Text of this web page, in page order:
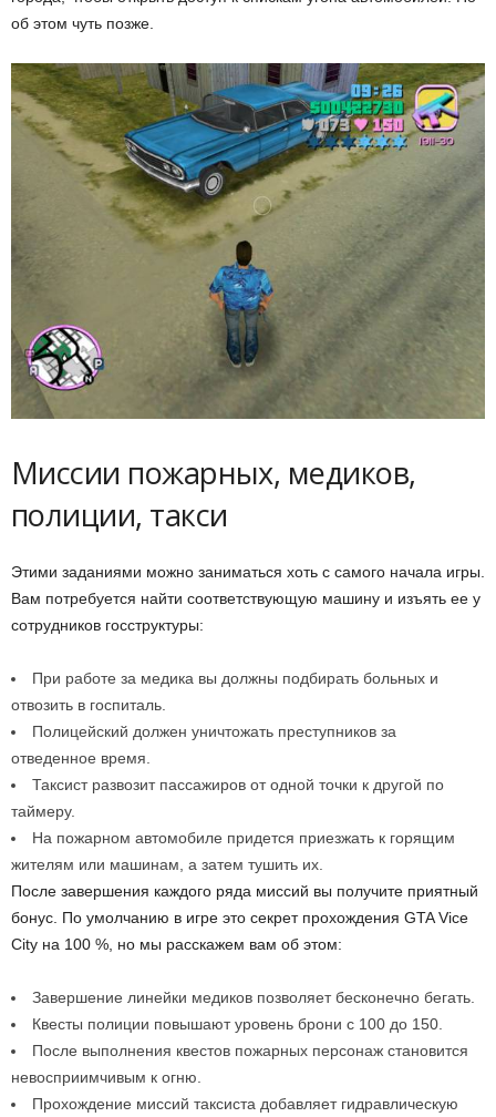
об этом чуть позже.
Миссии пожарных, медиков,
полиции, такси
Этими заданиями можно заниматься хоть с самого начала игры.
Вам потребуется найти соответствующую машину и изъять ее у
сотрудников госструктуры:
При работе за медика вы должны подбирать больных и
отвозить в госпиталь.
Полицейский должен уничтожать преступников за
отведенное время.
Таксист развозит пассажиров от одной точки к другой по
таймеру.
На пожарном автомобиле придется приезжать к горящим
жителям или машинам, а затем тушить их.
После завершения каждого ряда миссий вы получите приятный
бонус. По умолчанию в игре это секрет прохождения GTA Vice
City на 100 %, но мы расскажем вам об этом:
Завершение линейки медиков позволяет бесконечно бегать.
Квесты полиции повышают уровень брони с 100 до 150.
После выполнения квестов пожарных персонаж становится
невосприимчивым к огню.
Прохождение миссий таксиста добавляет гидравлическую